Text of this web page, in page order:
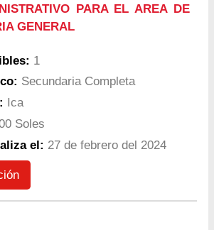
PARA EL AREA DE
GENERAL
1
Secundaria Completa
Ica
Soles
el: 27 de febrero del 2024